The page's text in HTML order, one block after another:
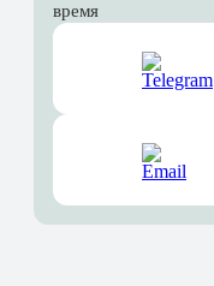
время